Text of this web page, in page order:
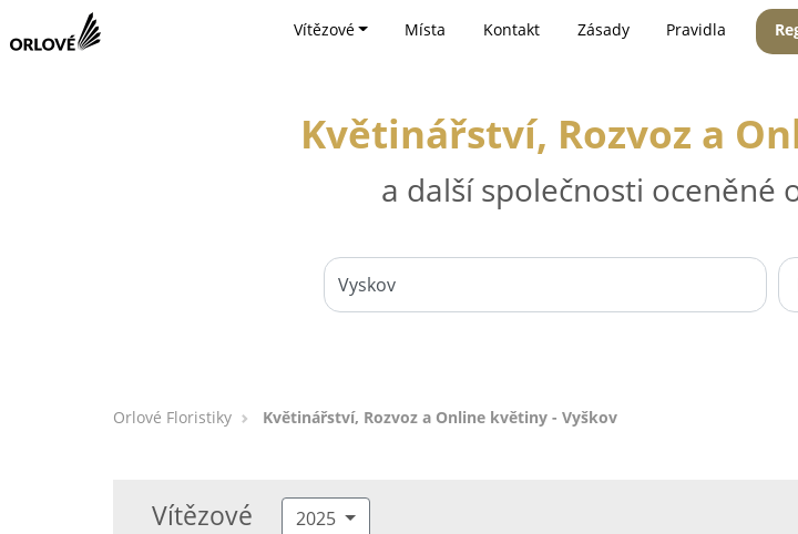
Vítězové Místa Kontakt Zásady Pravidla
Květinářství, Rozvoz a
a další společnosti oceněné
Orlové Floristiky Květinářství, Rozvoz a Online květiny - Vyškov
Vítězové 2025